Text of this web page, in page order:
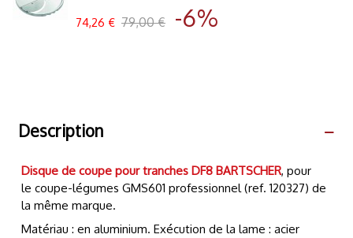
74,26 € 79,00 € -6%
Description
Disque de coupe pour tranches DF8 BARTSCHER, pour
le coupe-légumes GMS601 professionnel (ref. 120327) de
la même marque.
Matériau : en aluminium. Exécution de la lame : acier